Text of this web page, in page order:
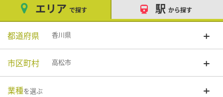
エリア で探す 駅 から探す
都道府県 香川県
市区町村 高松市
業種を選ぶ